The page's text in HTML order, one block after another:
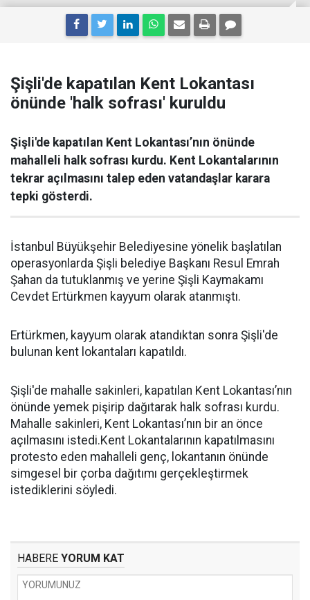
Şişli'de kapatılan Kent Lokantası
önünde 'halk sofrası' kuruldu
Şişli'de kapatılan Kent Lokantası’nın önünde
mahalleli halk sofrası kurdu. Kent Lokantalarının
tekrar açılmasını talep eden vatandaşlar karara
tepki gösterdi.
İstanbul Büyükşehir Belediyesine yönelik başlatılan
operasyonlarda Şişli belediye Başkanı Resul Emrah
Şahan da tutuklanmış ve yerine Şişli Kaymakamı
Cevdet Ertürkmen kayyum olarak atanmıştı.
Ertürkmen, kayyum olarak atandıktan sonra Şişli'de
bulunan kent lokantaları kapatıldı.
Şişli'de mahalle sakinleri, kapatılan Kent Lokantası’nın
önünde yemek pişirip dağıtarak halk sofrası kurdu.
Mahalle sakinleri, Kent Lokantası’nın bir an önce
açılmasını istedi.Kent Lokantalarının kapatılmasını
protesto eden mahalleli genç, lokantanın önünde
simgesel bir çorba dağıtımı gerçekleştirmek
istediklerini söyledi.
HABERE YORUM KAT